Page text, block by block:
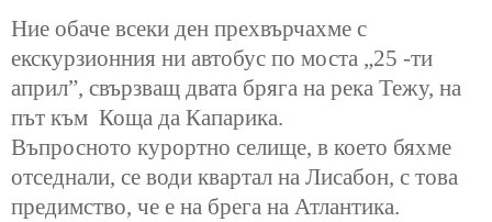
Ние обаче всеки ден прехвърчахме с
екскурзионния ни автобус по моста „25 -ти
април”, свързващ двата бряга на река Тежу, на
път към Коща да Капарика.
Въпросното курортно селище, в което бяхме
отседнали, се води квартал на Лисабон, с това
предимство, че е на брега на Атлантика.